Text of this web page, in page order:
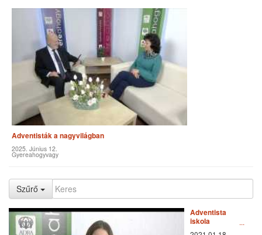
Adventisták a nagyvilágban
2025. Június 12.
Gyereahogyvagy
Szűrő
Adventista
iskola
Tiborszálláson